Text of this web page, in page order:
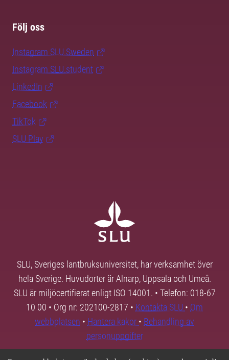
Följ oss
Instagram SLU.Sweden
Instagram SLU.student
LinkedIn
Facebook
TikTok
SLU Play
SLU, Sveriges lantbruksuniversitet, har verksamhet över
hela Sverige. Huvudorter är Alnarp, Uppsala och Umeå.
SLU är miljöcertifierat enligt ISO 14001. • Telefon: 018-67
10 00 • Org nr: 202100-2817 • Kontakta SLU • Om
webbplatsen • Hantera kakor • Behandling av
personuppgifter